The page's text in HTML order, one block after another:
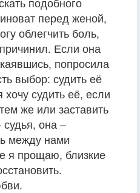
перед женой,
облегчить боль,
Если она
попросила
выбор: судить её
судить её, если
же или заставить
судья, она –
между нами
я прощаю, близкие